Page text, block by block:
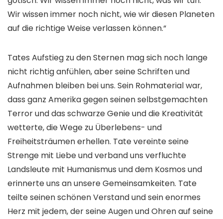
Wir wissen immer noch nicht, wie wir diesen Planeten
auf die richtige Weise verlassen können.“
Tates Aufstieg zu den Sternen mag sich noch lange
nicht richtig anfühlen, aber seine Schriften und
Aufnahmen bleiben bei uns. Sein Rohmaterial war,
dass ganz Amerika gegen seinen selbstgemachten
Terror und das schwarze Genie und die Kreativität
wetterte, die Wege zu Überlebens- und
Freiheitsträumen erhellen. Tate vereinte seine
Strenge mit Liebe und verband uns verfluchte
Landsleute mit Humanismus und dem Kosmos und
erinnerte uns an unsere Gemeinsamkeiten. Tate
teilte seinen schönen Verstand und sein enormes
Herz mit jedem, der seine Augen und Ohren auf seine